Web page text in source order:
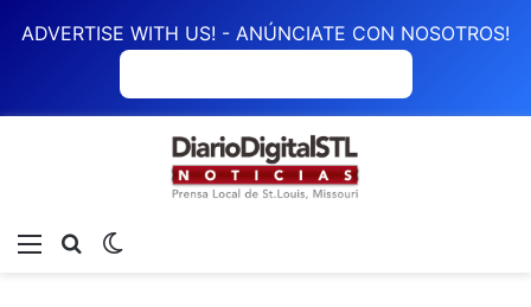
ADVERTISE WITH US! - ANÚNCIATE CON NOSOTROS!
Menú Buscar